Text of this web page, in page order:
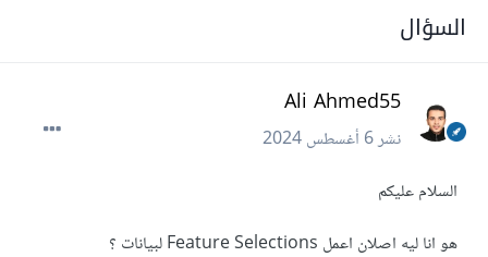
السؤال
Ali Ahmed55
نشر6 أغسطس 2024
السلام عليكم
هو انا ليه اصلان اعمل Feature Selections لبيانات ؟